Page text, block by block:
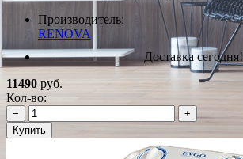
Производитель:
RENOVA
Доставка сегодня!
11490 руб.
Кол-во:
−
+
Купить